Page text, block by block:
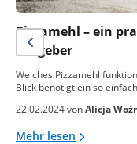
Pizzamehl – ein
Ratgeber
Welches Pizzamehl
Blick benötigt ein so
22.02.2024 vonAlicja
Mehr lesen